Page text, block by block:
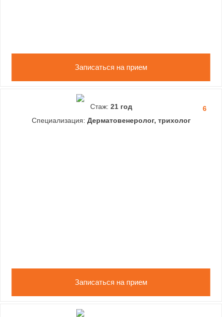
Записаться на прием
6
Стаж: 21 год
Специализация: Дерматовенеролог, трихолог
Записаться на прием